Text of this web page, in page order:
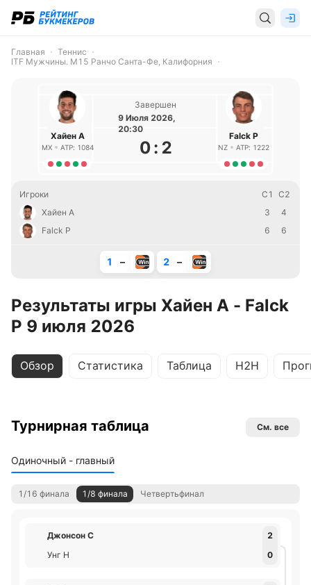
Главная
Теннис
ITF Мужчины. M15 Ранчо Санта-Фе, Калифорния
Хайен А
MX ATP: 1084
Завершен
9 Июля 2026,
20:30
0: 2
Falck Р
NZ ATP: 1222
Игроки С1
С2
Хайен А
3
4
Falck Р
6 6
1 – 2 –
Результаты игры Хайен А - Falck
Р 9 июля 2026
Обзор Статистика Таблица H2H
Турнирная таблица См. все
Одиночный - главный
1/16 финала 1/8 финала Четвертьфинал
Джонсон С
2
Унг Н
0